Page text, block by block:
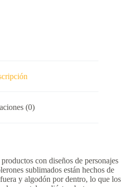
(0)
con diseños de personajes
sublimados están hechos de
y algodón por dentro, lo que los